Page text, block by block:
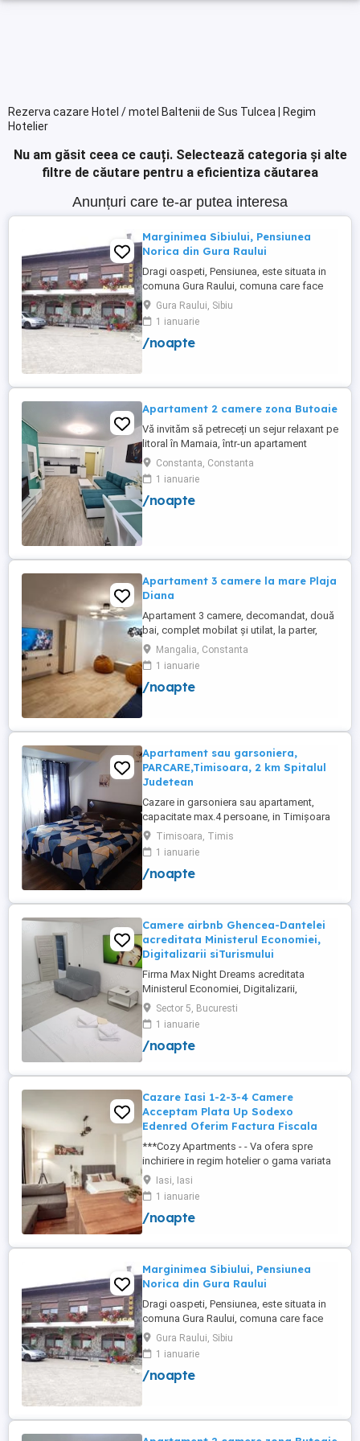
Rezerva cazare Hotel / motel Baltenii de Sus Tulcea | Regim
Hotelier
Nu am găsit ceea ce cauți. Selectează categoria și alte
filtre de căutare pentru a eficientiza căutarea
Anunțuri care te-ar putea interesa
Marginimea Sibiului, Pensiunea
Norica din Gura Raului
Dragi oaspeti, Pensiunea, este situata in
comuna Gura Raului, comuna care face
parte din salba celor mai vechi, frumoase
si instarite asezari ce alcatuiesc
Marginimea Sibiului, la 18 km de Sibiu in
directia Sebes (Cristian, Orlat, Gura
Gura Raului, Sibiu
1 ianuarie
/noapte
Apartament 2 camere zona Butoaie
Vă invităm să petreceți un sejur relaxant pe
litoral în Mamaia, într-un apartament
modern, situat în complexul Moonlight,
Residence, zona centrală una dintre cele
mai căutate locații din stațiune. Locație
excelentă la doar câțiva pași de plajă,
Constanta, Constanta
1 ianuarie
/noapte
Apartament 3 camere la mare Plaja
Diana
Apartament 3 camere, decomandat, două
bai, complet mobilat și utilat, la parter,
foarte aproape de plajă și are două locuri
de parcare. Apartamentul renovat recent și
dispune de toate dotările necesare pentru
un concediu reușit la malul mării (aer
Mangalia, Constanta
1 ianuarie
/noapte
Apartament sau garsoniera,
PARCARE,Timisoara, 2 km Spitalul
Judetean
Cazare in garsoniera sau apartament,
capacitate max.4 persoane, in Timișoara
la 2 km de Spitalul Judetean. (la doua
strazi)de zona Calea Buziasului
Lic.Electrotimis si la 2 km de Mosnita
Noua Centura. PARCARE. Situat la et.1 al
+wifi , frigider, mașină spălat, ...
Timisoara, Timis
1 ianuarie
/noapte
Camere airbnb Ghencea-Dantelei
acreditata Ministerul Economiei,
Digitalizarii siTurismului
Firma Max Night Dreams acreditata
Ministerul Economiei, Digitalizarii,
Antreprenoriatului si Turismului închiriază
in regim hotelier in zona Drumul Taberei -
Ghencea diferite tipuri de camere Camera
single cu o suprafață totală de 16mp
cu o suprafață totală de ...
Sector 5, Bucuresti
1 ianuarie
/noapte
Cazare Iasi 1-2-3-4 Camere
Acceptam Plata Up Sodexo
Edenred Oferim Factura Fiscala
***Cozy Apartments - - Va ofera spre
inchiriere in regim hotelier o gama variata
de apartamente si garsoniere situate in
puncte cheie ale orasului doar in
complexe rezidentiale noi: *Zona Palas
Mall - Centru - Complex Lazar Residence;
Residence; *Zona Palas Mall - ...
Iasi, Iasi
1 ianuarie
/noapte
Marginimea Sibiului, Pensiunea
Norica din Gura Raului
Dragi oaspeti, Pensiunea, este situata in
comuna Gura Raului, comuna care face
parte din salba celor mai vechi, frumoase
si instarite asezari ce alcatuiesc
Marginimea Sibiului, la 18 km de Sibiu in
directia Sebes (Cristian, Orlat, Gura
Gura Raului, Sibiu
1 ianuarie
/noapte